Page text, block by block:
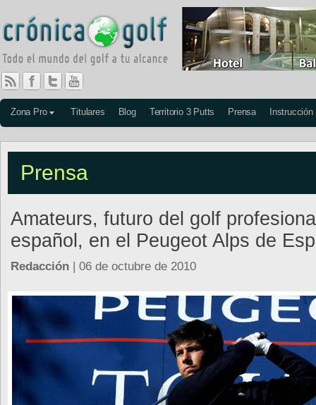
Zona Pro Titulares Blog Territorio 3 Putts Prensa Instrucción
Prensa
Amateurs, futuro del golf
español, en el Peugeot Alps de
Redacción | 06 de octubre de 2010